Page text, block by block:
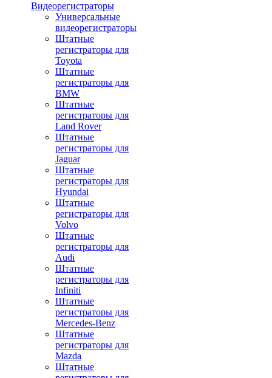
Видеорегистраторы
Универсальные
видеорегистраторы
Штатные
регистраторы для
Toyota
Штатные
регистраторы для
BMW
Штатные
регистраторы для
Land Rover
Штатные
регистраторы для
Jaguar
Штатные
регистраторы для
Hyundai
Штатные
регистраторы для
Volvo
Штатные
регистраторы для
Audi
Штатные
регистраторы для
Infiniti
Штатные
регистраторы для
Mercedes-Benz
Штатные
регистраторы для
Mazda
Штатные